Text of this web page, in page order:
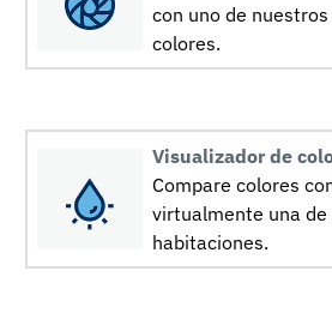
con uno de
colores.
Visualizador de
Compare colores
virtualmente una
habitaciones.